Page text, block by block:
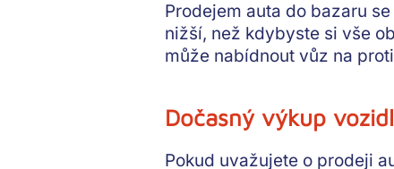
Prodejem auta do bazaru
nižší, než kdybyste si vše
může nabídnout vůz na
Dočasný výkup
Pokud uvažujete o prodeji